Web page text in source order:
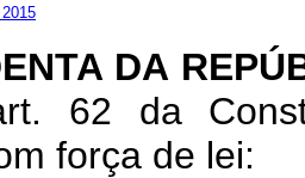
DA
62 da
força de lei: